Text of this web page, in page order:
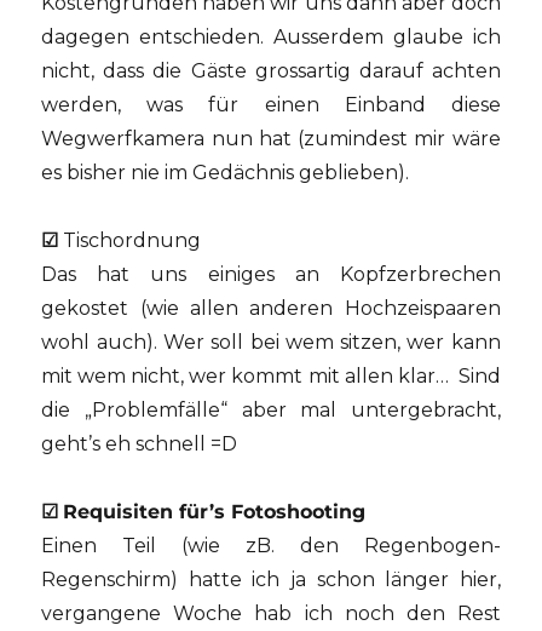
dagegen entschieden. Ausserdem glaube ich
nicht, dass die Gäste grossartig darauf achten
werden, was für einen Einband diese
Wegwerfkamera nun hat (zumindest mir wäre
es bisher nie im Gedächnis geblieben).
☑ Tischordnung
Das hat uns einiges an Kopfzerbrechen
gekostet (wie allen anderen Hochzeispaaren
wohl auch). Wer soll bei wem sitzen, wer kann
mit wem nicht, wer kommt mit allen klar… Sind
die „Problemfälle“ aber mal untergebracht,
geht’s eh schnell =D
☑ Requisiten für’s Fotoshooting
Einen Teil (wie zB. den Regenbogen-
Regenschirm) hatte ich ja schon länger hier,
vergangene Woche hab ich noch den Rest